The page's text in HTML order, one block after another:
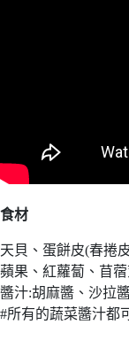
食材
天貝、蛋餅皮(春捲
蘋果、紅蘿蔔、苜
醬汁:胡麻醬、沙拉
#所有的蔬菜醬汁都